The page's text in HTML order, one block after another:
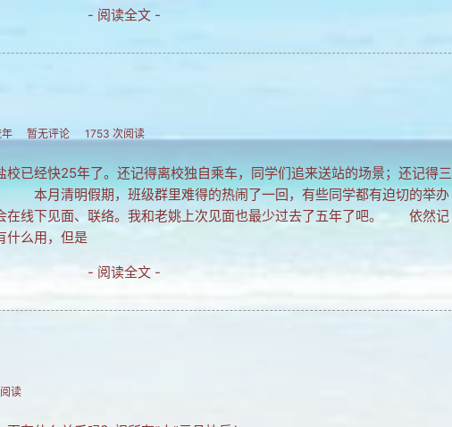
- 阅读全文 -
暂无评论 1753 次阅读
已经快25年了。还记得离校独自乘车，同学们追来送站的场景；还记得三
本月清明假期，班级群里难得的热闹了一回，有些同学都有迫切的举办
在线下见面、联络。我和老姚上次见面也最少过去了五年了吧。 依然记
什么用，但是
- 阅读全文 -
读